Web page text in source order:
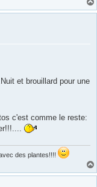
et brouillard pour une
c'est comme le reste:
des plantes!!!!